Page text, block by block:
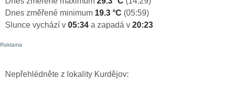
Dnes změřené minimum 19.3 °C (05:59)
Slunce vychází v 05:34 a zapadá v 20:23
Nepřehlédněte z lokality Kurdějov: